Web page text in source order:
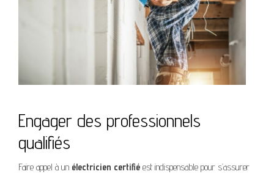
Engager des professionnels
qualifiés
Faire appel à un électricien certifié est indispensable pour s’assurer